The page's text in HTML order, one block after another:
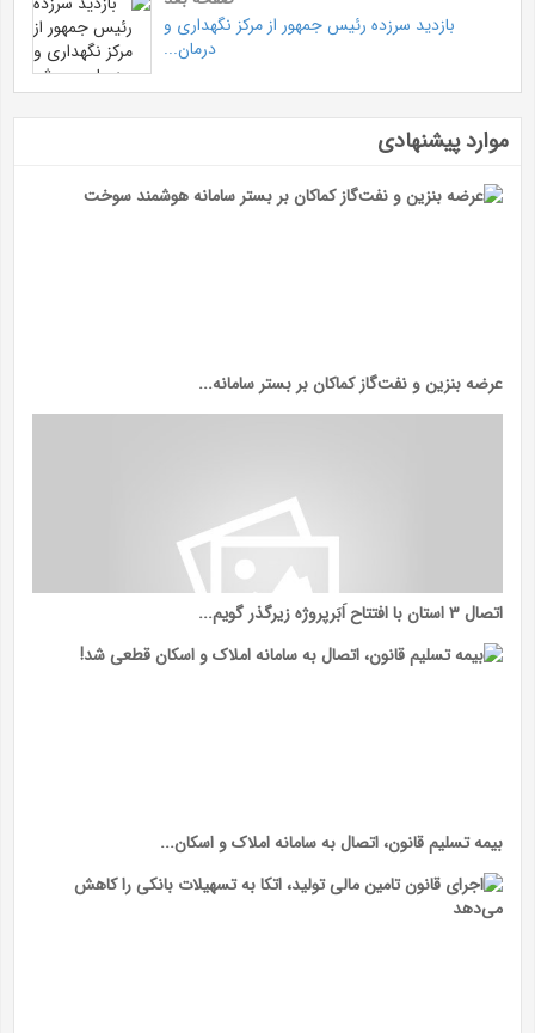
بازدید سرزده رئیس جمهور از مرکز نگهداری و
درمان...
موارد پیشنهادی
عرضه بنزین و نفت‌گاز کماکان بر بستر سامانه...
اتصال ۳ استان با افتتاح اَبَرپروژه زیرگذر گویم...
بیمه تسلیم قانون، اتصال به سامانه املاک و اسکان...